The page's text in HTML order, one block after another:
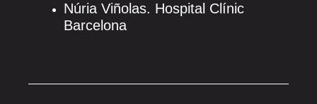
Núria Viñolas. Hospital Clínic
Barcelona